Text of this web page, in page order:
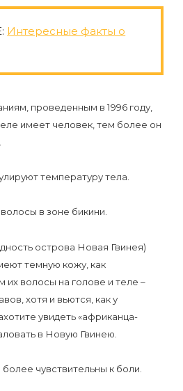
Интересные факты о
проведенным в 1996 году,
имеет человек, тем более он
температуру тела.
в зоне бикини.
острова Новая Гвинея)
темную кожу, как
их волосы на голове и теле –
хотя и вьются, как у
увидеть «африканца-
в Новую Гвинею.
чувствительны к боли.